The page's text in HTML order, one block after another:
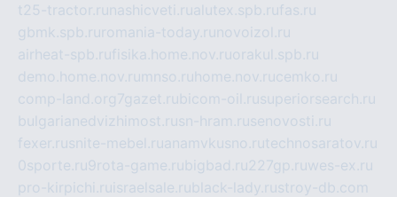
t25-tractor.ru nashicveti.rualutex.spb.rufas.ru
gbmk.spb.ru romania-today.ru novoizol.ru
airheat-spb.rufisika.home.nov.ruorakul.spb.ru
demo.home.nov.ru mnso.ru home.nov.rucemko.ru
comp-land.org 7gazet.rubicom-oil.rusuperiorsearch.ru
bulgarianedvizhimost.rusn-hram.rusenovosti.ru
fexer.rusnite-mebel.ruanamvkusno.rutechnosaratov.ru
0sporte.ru9rota-game.rubigbad.ru227gp.ruwes-ex.ru
pro-kirpichi.ru israelsale.rublack-lady.rustroy-db.com